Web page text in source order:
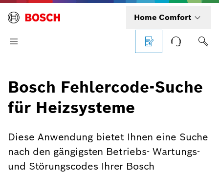
Home Comfort
Bosch Fehlercode-Suche
für Heizsysteme
Diese Anwendung bietet Ihnen eine Suche
nach den gängigsten Betriebs- Wartungs-
und Störungscodes Ihrer Bosch